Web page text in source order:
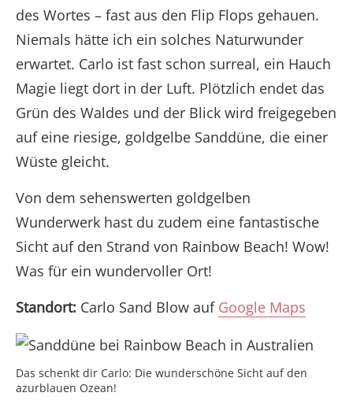
des Wortes – fast aus den Flip Flops gehauen.
Niemals hätte ich ein solches Naturwunder
erwartet. Carlo ist fast schon surreal, ein Hauch
Magie liegt dort in der Luft. Plötzlich endet das
Grün des Waldes und der Blick wird freigegeben
auf eine riesige, goldgelbe Sanddüne, die einer
Wüste gleicht.
Von dem sehenswerten goldgelben
Wunderwerk hast du zudem eine fantastische
Sicht auf den Strand von Rainbow Beach! Wow!
Was für ein wundervoller Ort!
Standort: Carlo Sand Blow auf Google Maps
Das schenkt dir Carlo: Die wunderschöne Sicht auf den
azurblauen Ozean!